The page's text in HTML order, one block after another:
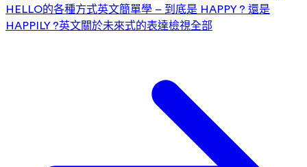
HELLO的各種方式英文簡單學 – 到底是 HAPPY ? 還是
HAPPILY ?英文關於未來式的表達檢視全部